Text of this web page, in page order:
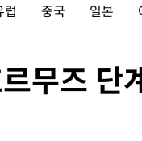
기회로 삼겠다"
걱정 안겨드려 죄
1.3억원
진 채 발견
럽 중국 일본
무즈 단